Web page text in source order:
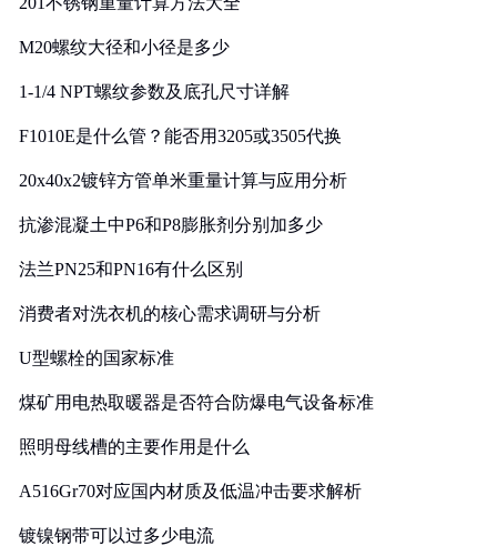
M20螺纹大径和小径是多少
1-1/4 NPT螺纹参数及底孔尺寸详解
F1010E是什么管？能否用3205或3505代换
20x40x2镀锌方管单米重量计算与应用分析
抗渗混凝土中P6和P8膨胀剂分别加多少
法兰PN25和PN16有什么区别
消费者对洗衣机的核心需求调研与分析
U型螺栓的国家标准
煤矿用电热取暖器是否符合防爆电气设备标准
照明母线槽的主要作用是什么
A516Gr70对应国内材质及低温冲击要求解析
镀镍钢带可以过多少电流